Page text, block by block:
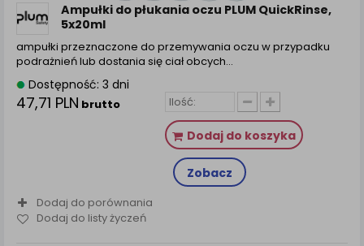
Ampułki do płukania oczu PLUM QuickRinse,
5x20ml
ampułki przeznaczone do przemywania oczu w przypadku
podrażnień lub dostania się ciał obcych…
Dostępność: 3 dni
47,71 PLN brutto
Dodaj do koszyka
Zobacz
Dodaj do porównania
Dodaj do listy życzeń